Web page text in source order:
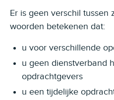
Er is geen verschil tussen
woorden betekenen dat:
u voor verschillende
u geen dienstverband
opdrachtgevers
u een tijdelijke